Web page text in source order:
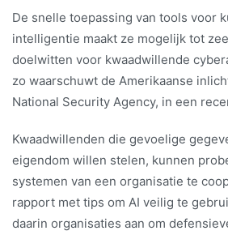
De snelle toepassing van tools voor
intelligentie maakt ze mogelijk tot
doelwitten voor kwaadwillende
zo waarschuwt de Amerikaanse
National Security Agency, in een
Kwaadwillenden die gevoelige
eigendom willen stelen, kunnen
systemen van een organisatie te
rapport met tips om AI veilig te
daarin organisaties aan om